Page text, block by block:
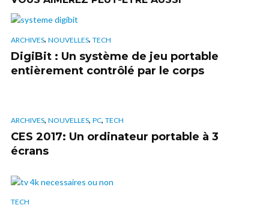
ARCHIVES, NOUVELLES, TECH
DigiBit : Un système de jeu portable
entièrement contrôlé par le corps
ARCHIVES, NOUVELLES, PC, TECH
CES 2017: Un ordinateur portable à 3
écrans
TECH